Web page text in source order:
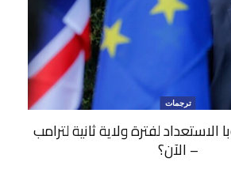
ترجمات
لفترة ولاية ثانية لترامب
– الآن؟